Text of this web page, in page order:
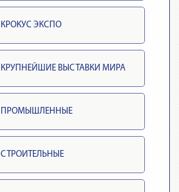
КРОКУС ЭКСПО
КРУПНЕЙШИЕ ВЫСТАВКИ МИРА
ПРОМЫШЛЕННЫЕ
СТРОИТЕЛЬНЫЕ